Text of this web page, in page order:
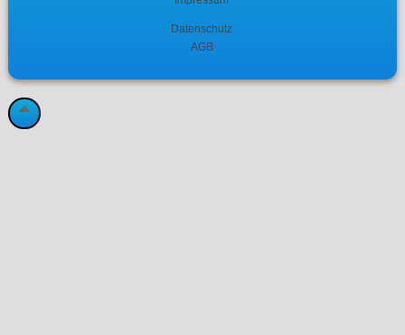
Datenschutz
AGB